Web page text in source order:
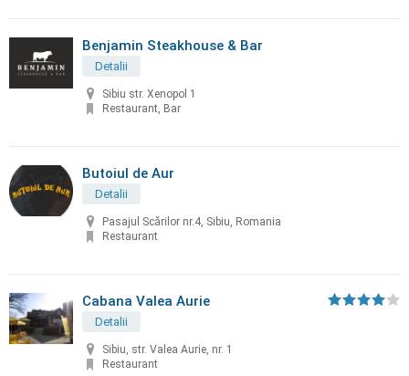
Benjamin Steakhouse & Bar
Detalii
Sibiu str. Xenopol 1
Restaurant, Bar
Butoiul de Aur
Detalii
Pasajul Scărilor nr.4, Sibiu, Romania
Restaurant
Cabana Valea Aurie
Detalii
Sibiu, str. Valea Aurie, nr. 1
Restaurant